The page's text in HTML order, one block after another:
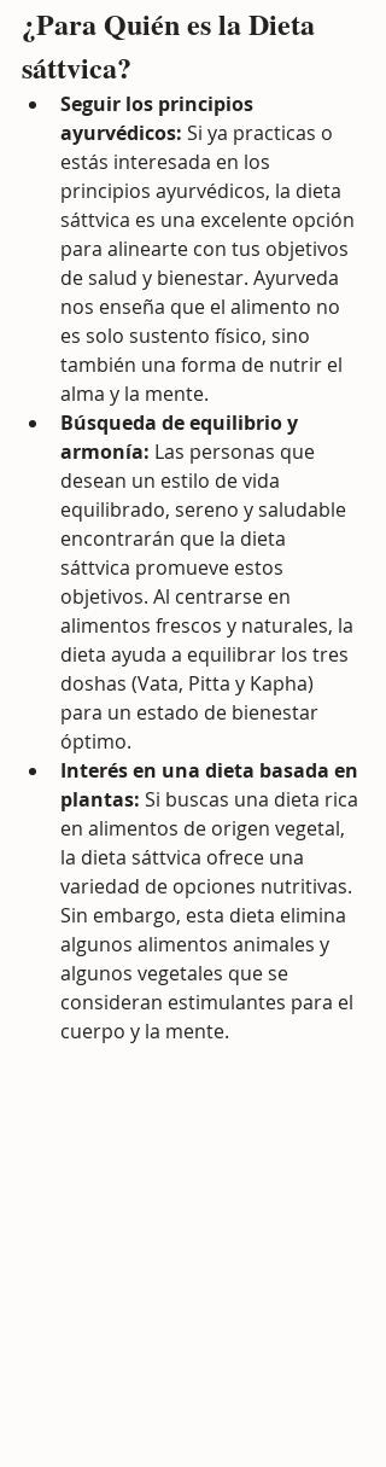
¿Para Quién es la Dieta
sáttvica?
Seguir los principios
ayurvédicos: Si ya practicas o
estás interesada en los
principios ayurvédicos, la dieta
sáttvica es una excelente opción
para alinearte con tus objetivos
de salud y bienestar. Ayurveda
nos enseña que el alimento no
es solo sustento físico, sino
también una forma de nutrir el
alma y la mente.
Búsqueda de equilibrio y
armonía: Las personas que
desean un estilo de vida
equilibrado, sereno y saludable
encontrarán que la dieta
sáttvica promueve estos
objetivos. Al centrarse en
alimentos frescos y naturales, la
dieta ayuda a equilibrar los tres
doshas (Vata, Pitta y Kapha)
para un estado de bienestar
óptimo.
Interés en una dieta basada en
plantas: Si buscas una dieta rica
en alimentos de origen vegetal,
la dieta sáttvica ofrece una
variedad de opciones nutritivas.
Sin embargo, esta dieta elimina
algunos alimentos animales y
algunos vegetales que se
consideran estimulantes para el
cuerpo y la mente.